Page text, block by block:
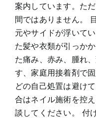
案内しています。た
間ではありません。
元やサイドが浮いて
た髪や衣類が引っか
た痛み、赤み、腫れ
す、家庭用接着剤で
どの自己処置は避け
合はネイル施術を控
談してください。 付